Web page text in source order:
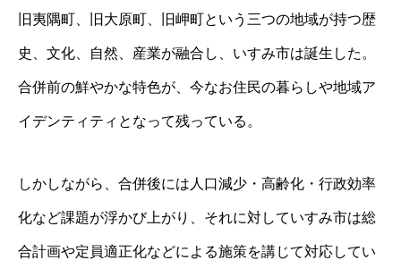
旧夷隅町、旧大原町、旧岬町という三つの地域が持つ歴
史、文化、自然、産業が融合し、いすみ市は誕生した。
合併前の鮮やかな特色が、今なお住民の暮らしや地域ア
イデンティティとなって残っている。
しかしながら、合併後には人口減少・高齢化・行政効率
化など課題が浮かび上がり、それに対していすみ市は総
合計画や定員適正化などによる施策を講じて対応してい